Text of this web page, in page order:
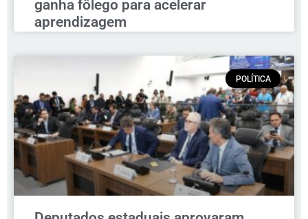
ganha fôlego para acelerar
aprendizagem
POLÍTICA